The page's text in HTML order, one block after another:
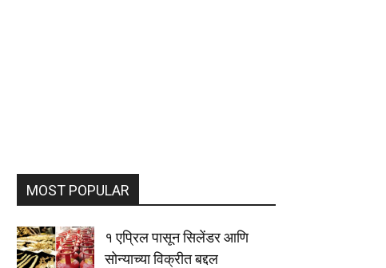
MOST POPULAR
१ एप्रिल पासून सिलेंडर आणि
सोन्याच्या विक्रीत बद्दल